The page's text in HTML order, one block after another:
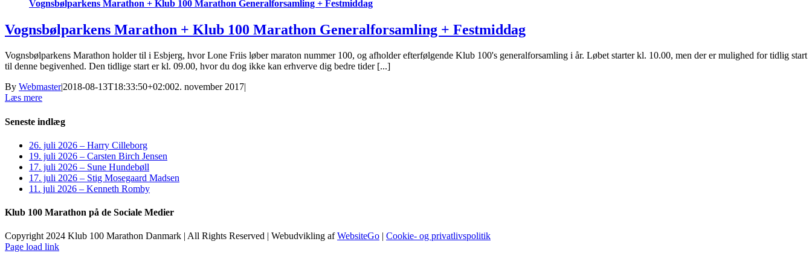
Vognsbølparkens Marathon + Klub 100 Marathon Generalforsamling + Festmiddag
Vognsbølparkens Marathon + Klub 100 Marathon Generalforsamling + Festmiddag
Vognsbølparkens Marathon holder til i Esbjerg, hvor Lone Friis løber maraton nummer 100, og afholder efterfølgende Klub 100's generalforsamling i år. Løbet starter kl. 10.00, men der er mulighed for tidlig start
til denne begivenhed. Den tidlige start er kl. 09.00, hvor du dog ikke kan erhverve dig bedre tider [...]
By Webmaster|2018-08-13T18:33:50+02:002. november 2017|
Læs mere
Seneste indlæg
26. juli 2026 – Harry Cilleborg
19. juli 2026 – Carsten Birch Jensen
17. juli 2026 – Sune Hundebøll
17. juli 2026 – Stig Mosegaard Madsen
11. juli 2026 – Kenneth Romby
Klub 100 Marathon på de Sociale Medier
Copyright 2024 Klub 100 Marathon Danmark | All Rights Reserved | Webudvikling afWebsiteGo | Cookie- og privatlivspolitik
Page load link